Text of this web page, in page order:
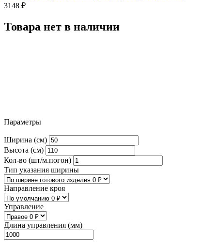
3148 ₽
Товара нет в наличии
Параметры
Ширина (см)
Высота (см)
Кол-во (шт/м.погон)
Тип указания ширины
Направление кроя
Управление
Длина управления (мм)